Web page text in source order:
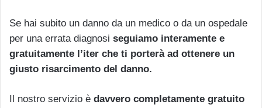
Se hai subito un danno da un medico o da un ospedale
per una errata diagnosi seguiamo interamente e
gratuitamente l’iter che ti porterà ad ottenere un
giusto risarcimento del danno.
Il nostro servizio è davvero completamente gratuito